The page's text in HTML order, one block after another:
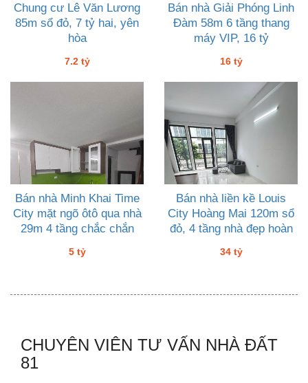
Chung cư Lê Văn Lương
85m sổ đỏ, 7 tỷ hai, yên
hòa
7.2 tỷ
Bán nhà Giải Phóng Linh
Đàm 58m 6 tầng thang
máy VIP, 16 tỷ
16 tỷ
Bán nhà Minh Khai Time
City mặt ngõ ôtô qua nhà
29m 4 tầng chắc chắn
5 tỷ
Bán nhà liền kề Louis
City Hoàng Mai 120m sổ
đỏ, 4 tầng nhà đẹp hoàn
34 tỷ
CHUYÊN VIÊN TƯ VẤN NHÀ ĐẤT
81